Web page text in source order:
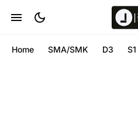
Home SMA/SMK D3 S1